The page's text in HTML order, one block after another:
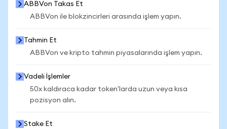
ABBVon Takas Et
ABBVon ile blokzincirleri arasında işlem yapın.
Tahmin Et
ABBVon ve kripto tahmin piyasalarında işlem yapın.
Vadeli İşlemler
50x kaldıraca kadar token'larda uzun veya kısa
pozisyon alın.
Stake Et